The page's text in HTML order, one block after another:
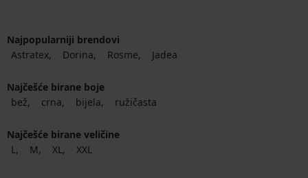
Najpopularniji brendovi
Astratex
Dorina Rosme Jadea
Najčešće birane boje
bež
crna bijela ružičasta
Najčešće birane veličine
L
M XL XXL